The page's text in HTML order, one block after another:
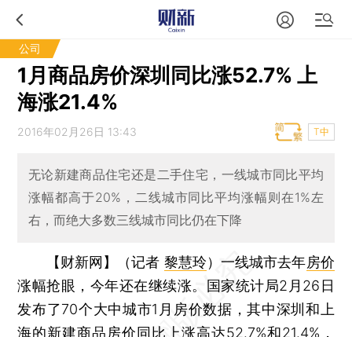
公司
1月商品房价深圳同比涨52.7% 上
海涨21.4%
2016年02月26日 13:43 T中
无论新建商品住宅还是二手住宅，一线城市同比平均
涨幅都高于20%，二线城市同比平均涨幅则在1%左
右，而绝大多数三线城市同比仍在下降
【财新网】（记者 黎慧玲） 一线城市去年房价
涨幅抢眼，今年还在继续涨。国家统计局2月26日
发布了70个大中城市1月房价数据，其中深圳和上
海的新建商品房价同比上涨高达52.7%和21.4%，